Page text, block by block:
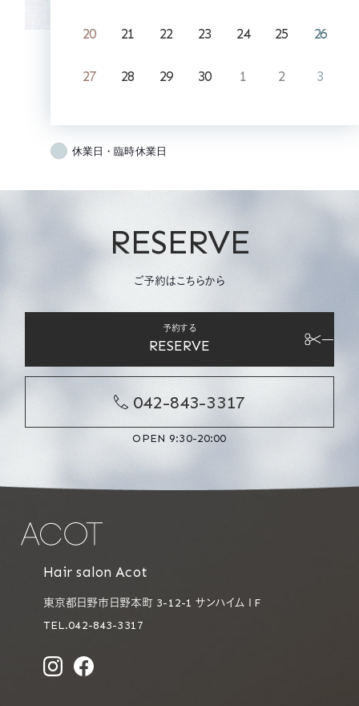
20 21 22 23 24 25 26
27 28 29 30 1 2 3
休業日・臨時休業日
RESERVE
ご予約はこちらから
予約する
RESERVE
042-843-3317
OPEN 9:30-20:00
Hair salon Acot
東京都日野市日野本町 3-12-1 サンハイム１F
TEL.042-843-3317